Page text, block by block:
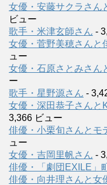
女優・安藤サクラさん
ビュー
歌手・米津玄師さん -
女優・菅野美穂さんと
ュー
女優・石原さとみさん
ー
歌手・星野源さん -
女優・深田恭子さんと
3,366 ビュー
俳優・小栗旬さんとモ
ュー
女優・吉岡里帆さん -
俳優・「劇団EXILE」
俳優・向井理さんと女